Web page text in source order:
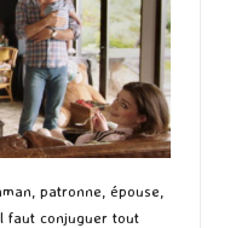
patronne, épouse,
faut conjuguer tout